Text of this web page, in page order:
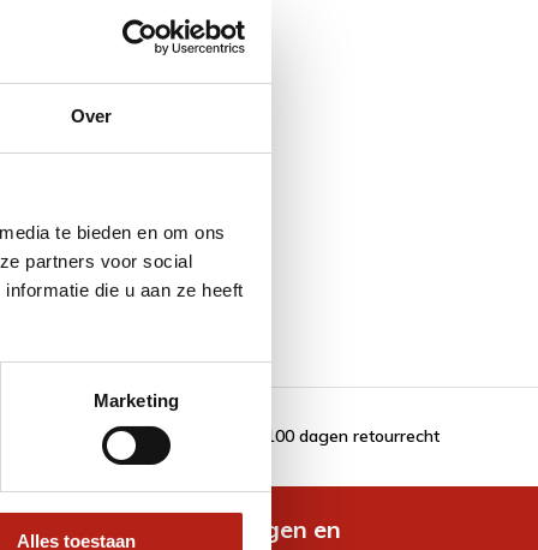
Over
te bieden en om ons
partners voor social
die u aan ze heeft
Marketing
Alles toestaan
100 dagen retourrecht
nieuwste aanbiedingen en